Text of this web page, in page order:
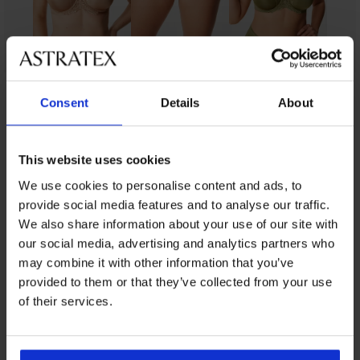
Consent Details About
This website uses cookies
We use cookies to personalise content and ads, to
provide social media features and to analyse our traffic.
We also share information about your use of our site with
our social media, advertising and analytics partners who
may combine it with other information that you’ve
provided to them or that they’ve collected from your use
of their services.
Класически
бикини
DIVA
by
с
висока
Бикини
Sonata
класически
по-
Намаление
22,19
€
PREMIUM
Класически
бикини
Elomi
5
Бикини
Luisse
класически
Класически
PREMIUM
Класически
Selmark
One
PREMIUM
Fantasie
класически
по-
Бикини
Tulip
класически
по-
дълбоки
Намаление
12,49
(24,43
лв.)
Класически
бикини
Gia
с
талия
I
Класически
бикини
Evolution
с
по-
20,99
От същата колекция